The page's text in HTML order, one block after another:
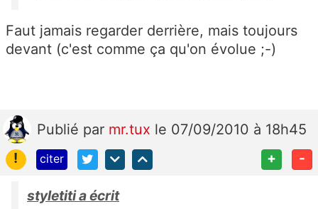
Faut jamais regarder derrière, mais toujours
devant (c'est comme ça qu'on évolue ;-)
Publié par mr.tux le 07/09/2010 à 18h45
!
citer + -
styletiti a écrit